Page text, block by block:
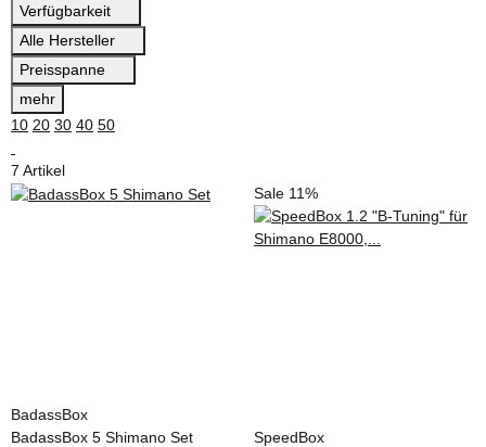
Verfügbarkeit
Alle Hersteller
Preisspanne
mehr
10 20 30 40 50
7 Artikel
BadassBox
BadassBox 5 Shimano Set
Sale 11%
SpeedBox